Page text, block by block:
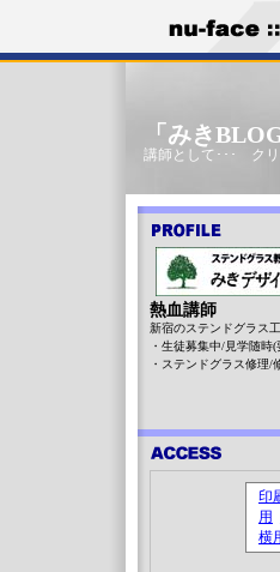
「みき
講師として･･･ クリ
熱血講師
新宿のステンドグラス
・生徒募集中/見学随時(
・ステンドグラス修理/